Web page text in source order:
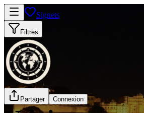
Signets
Filtres
Partager Connexion